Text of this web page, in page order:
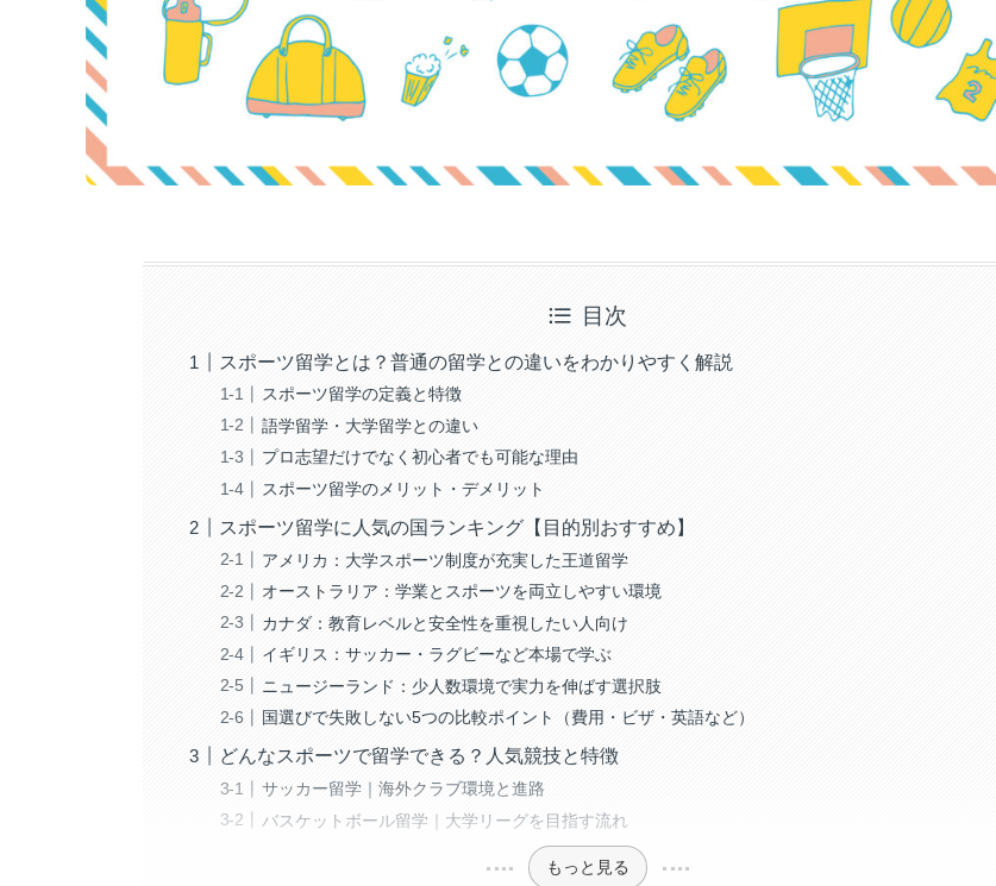
目次
スポーツ留学とは？普通の留学との違いをわかりやすく解説
スポーツ留学の定義と特徴
語学留学・大学留学との違い
プロ志望だけでなく初心者でも可能な理由
スポーツ留学のメリット・デメリット
スポーツ留学に人気の国ランキング【目的別おすすめ】
アメリカ：大学スポーツ制度が充実した王道留学
オーストラリア：学業とスポーツを両立しやすい環境
カナダ：教育レベルと安全性を重視したい人向け
イギリス：サッカー・ラグビーなど本場で学ぶ
ニュージーランド：少人数環境で実力を伸ばす選択肢
国選びで失敗しない5つの比較ポイント（費用・ビザ・英語など）
どんなスポーツで留学できる？人気競技と特徴
サッカー留学｜海外クラブ環境と進路
バスケットボール留学｜大学リーグを目指す流れ
もっと見る